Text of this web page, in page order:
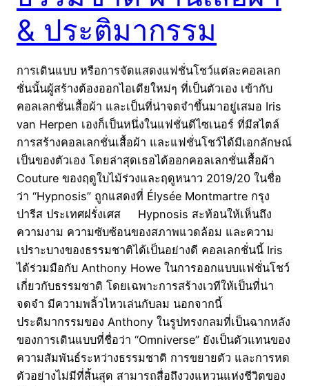
& ประติมากรรม
การเดินแบบ หรือการจัดแสดงแฟชั่นโชว์แต่ละคอลเลก
ชั่นนั้นผู้สร้างต้องออกไอเดียใหม่ๆ ที่เป็นตัวเอง เข้ากับ
คอลเลกชั่นเสื้อผ้า และเป็นที่น่าจดจำขึ้นมาอยู่เสมอ Iris
van Herpen เองก็เป็นหนึ่งในแฟชั่นดีไซเนอร์ ที่มีสไตล์
การสร้างคอลเลกชั่นเสื้อผ้า และแฟชั่นโชว์ได้มีเอกลักษณ์
เป็นของตัวเอง โดยล่าสุดเธอได้ออกคอลเลกชั่นเสื้อผ้า
Couture ของฤดูใบไม้ร่วงและฤดูหนาว 2019/20 ในชื่อ
ว่า “Hypnosis” ถูกแสดงที่ Élysée Montmartre กรุง
ปารีส ประเทศฝรั่งเศส Hypnosis สะท้อนให้เห็นถึง
ความงาม ความซับซ้อนของสภาพแวดล้อม และความ
เปราะบางของธรรมชาติได้เป็นอย่างดี คอลเลกชั่นนี้ Iris
ได้ร่วมมือกับ Anthony Howe ในการออกแบบแฟชั่นโชว์
เกี่ยวกับธรรมชาติ โดยเฉพาะการสร้างเวทีให้เป็นที่น่า
จดจำ มีความพลิ้วไหวเล่นกับลม นอกจากนี้
ประติมากรรมของ Anthony ในรูปทรงกลมที่เป็นฉากหลัง
ของการเดินแบบที่ชื่อว่า “Omniverse” ยังเป็นตัวแทนของ
ความสัมพันธ์ระหว่างธรรมชาติ การขยายตัว และการหด
ตัวอย่างไม่มีที่สิ้นสุด สามารถสื่อถึงวงแหวนแห่งชีวิตของ